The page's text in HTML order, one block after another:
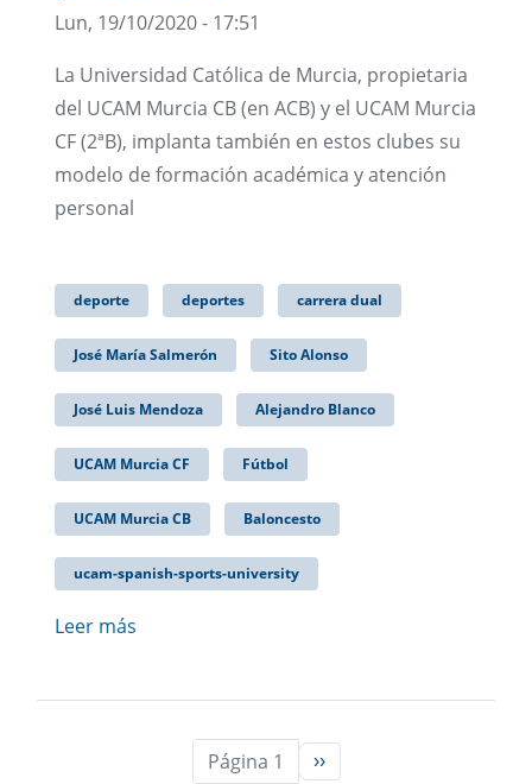
Lun, 19/10/2020 - 17:51
La Universidad Católica de Murcia, propietaria
del UCAM Murcia CB (en ACB) y el UCAM Murcia
CF (2ªB), implanta también en estos clubes su
modelo de formación académica y atención
personal
deporte deportes carrera dual
José María Salmerón Sito Alonso
José Luis Mendoza Alejandro Blanco
UCAM Murcia CF Fútbol
UCAM Murcia CB Baloncesto
ucam-spanish-sports-university
Leer más
Página 1 Siguiente página
››